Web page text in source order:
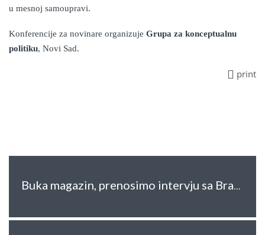
u mesnoj samoupravi.
Konferencije za novinare organizuje Grupa za konceptualnu
politiku, Novi Sad.
print
Buka magazin, prenosimo intervju sa Brankom Ćurčić: Društvo u Srbiji se drži u pokornosti i krivici koju vlast i te kako eksploatiše